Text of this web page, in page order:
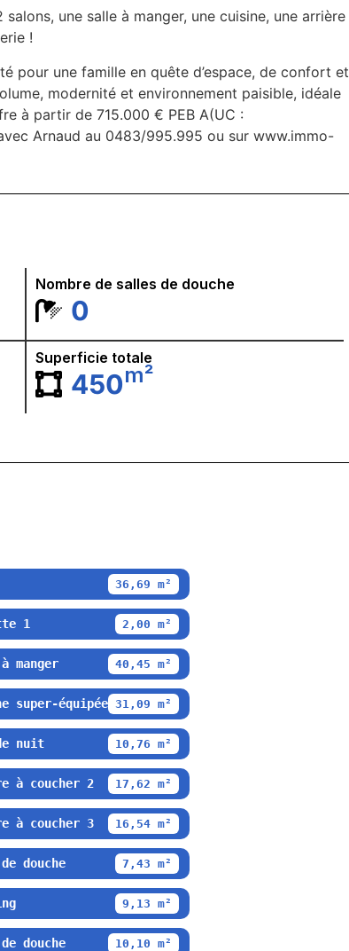
une salle à manger, une cuisine, une arrière
!
pour une famille en quête d’espace, de confort et
modernité et environnement paisible, idéale
à partir de 715.000 € PEB A(UC :
Arnaud au 0483/995.995 ou sur www.immo-
Nombre de salles de douche
0
Superficie totale
450m²
36,69 m²
1 2,00 m²
manger 40,45 m²
super-équipée 31,09 m²
nuit 10,76 m²
à coucher 2 17,62 m²
à coucher 3 16,54 m²
douche 7,43 m²
9,13 m²
douche 10,10 m²